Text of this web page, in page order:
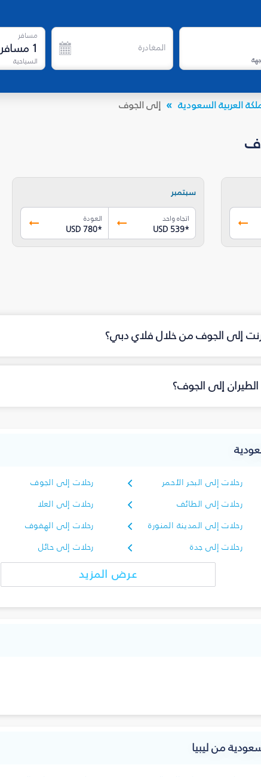
المغادرة
مسافر
1 مسافر
السياحية
العربية السعودية إلى الجوف
سبتمبر
اتجاه واحد
USD 539*
العودة
USD 780*
إلى الجوف من خلال فلاي دبي؟
إلى الجوف؟
رحلات إلى البحر الأحمر رحلات إلى الجوف
رحلات إلى الطائف رحلات إلى العلا
رحلات إلى المدينة المنورة رحلات إلى الهفوف
رحلات إلى جدة رحلات إلى حائل
عرض المزيد
من ليبيا